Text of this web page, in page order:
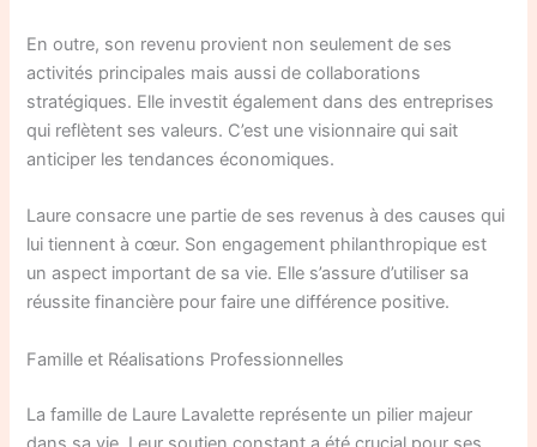
En outre, son revenu provient non seulement de ses
activités principales mais aussi de collaborations
stratégiques. Elle investit également dans des entreprises
qui reflètent ses valeurs. C’est une visionnaire qui sait
anticiper les tendances économiques.
Laure consacre une partie de ses revenus à des causes qui
lui tiennent à cœur. Son engagement philanthropique est
un aspect important de sa vie. Elle s’assure d’utiliser sa
réussite financière pour faire une différence positive.
Famille et Réalisations Professionnelles
La famille de Laure Lavalette représente un pilier majeur